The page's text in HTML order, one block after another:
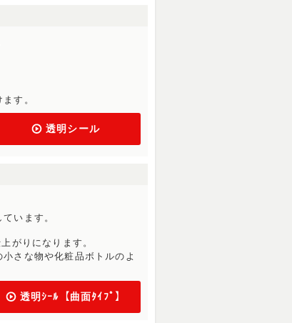
す。
透明シール
います。
がりになります。
さな物や化粧品ボトルのよ
透明ｼｰﾙ【曲面ﾀｲﾌﾟ】